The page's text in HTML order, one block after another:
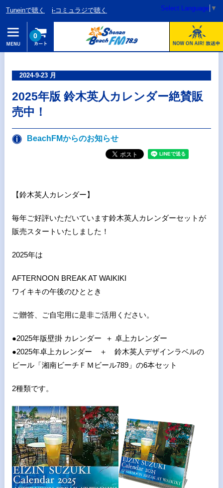
Tuneinで聴く i-コミュラジで聴く Select Language ▼
0
2024-9-23 月
2025年版 鈴木英人カレンダー絶賛販
売中！
BeachFMからのお知らせ
【鈴木英人カレンダー】
毎年ご好評いただいています鈴木英人カレンダーセットが
販売スタートいたしました！
2025年は
AFTERNOON BREAK AT WAIKIKI
ワイキキの午後のひととき
ご贈答、ご自宅用に是非ご活用ください。
●2025年版壁掛 カレンダー ＋ 卓上カレンダー
●2025年卓上カレンダー ＋ 鈴木英人デザインラベルの
ビール「湘南ビーチＦＭビール789」の6本セット
2種類です。